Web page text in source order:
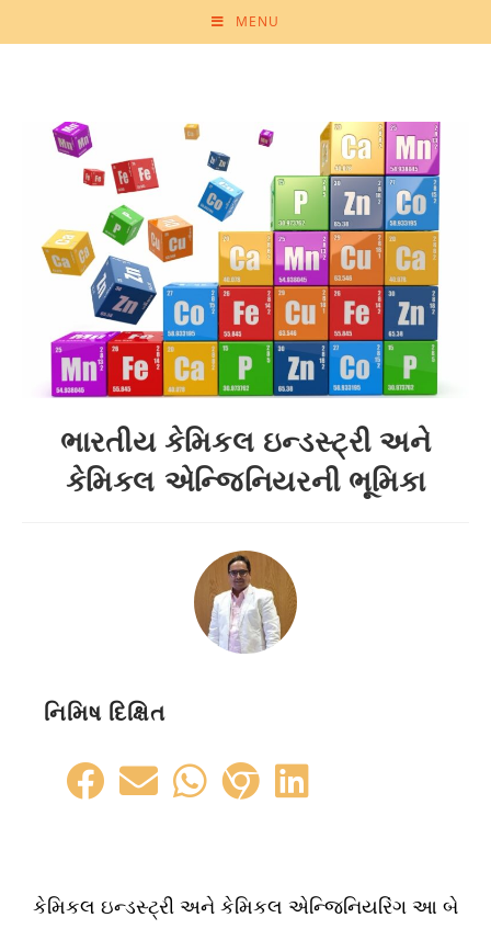
MENU
ભારતીય કેમિકલ ઇન્ડસ્ટ્રી અને
કેમિકલ એન્જિનિયરની ભૂમિકા
નિમિષ દિક્ષિત
કેમિકલ ઇન્ડસ્ટ્રી અને કેમિકલ એન્જિનિયરિંગ આ બે